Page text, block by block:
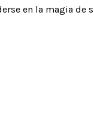
en la magia